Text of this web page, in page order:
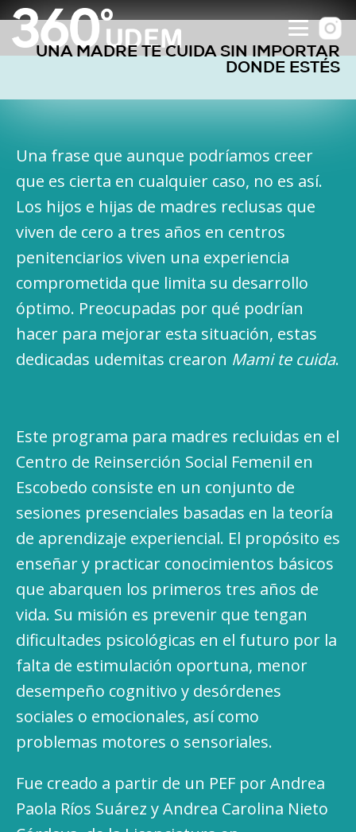
UNA MADRE TE CUIDA SIN IMPORTAR
DONDE ESTÉS
Una frase que aunque podríamos creer
que es cierta en cualquier caso, no es así.
Los hijos e hijas de madres reclusas que
viven de cero a tres años en centros
penitenciarios viven una experiencia
comprometida que limita su desarrollo
óptimo. Preocupadas por qué podrían
hacer para mejorar esta situación, estas
dedicadas udemitas crearon Mami te cuida.
Este programa para madres recluidas en el
Centro de Reinserción Social Femenil en
Escobedo consiste en un conjunto de
sesiones presenciales basadas en la teoría
de aprendizaje experiencial. El propósito es
enseñar y practicar conocimientos básicos
que abarquen los primeros tres años de
vida. Su misión es prevenir que tengan
dificultades psicológicas en el futuro por la
falta de estimulación oportuna, menor
desempeño cognitivo y desórdenes
sociales o emocionales, así como
problemas motores o sensoriales.
Fue creado a partir de un PEF por Andrea
Paola Ríos Suárez y Andrea Carolina Nieto